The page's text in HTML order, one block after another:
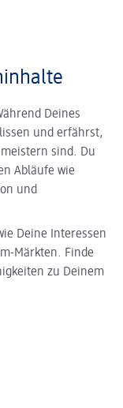
Deines
und erfährst,
sind. Du
Abläufe wie
und
Deine Interessen
Märkten. Finde
zu Deinem